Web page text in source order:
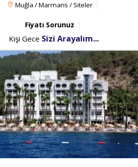
Muğla / Marmaris / Siteler
Fiyatı Sorunuz
Kişi Gece Sizi Arayalım...